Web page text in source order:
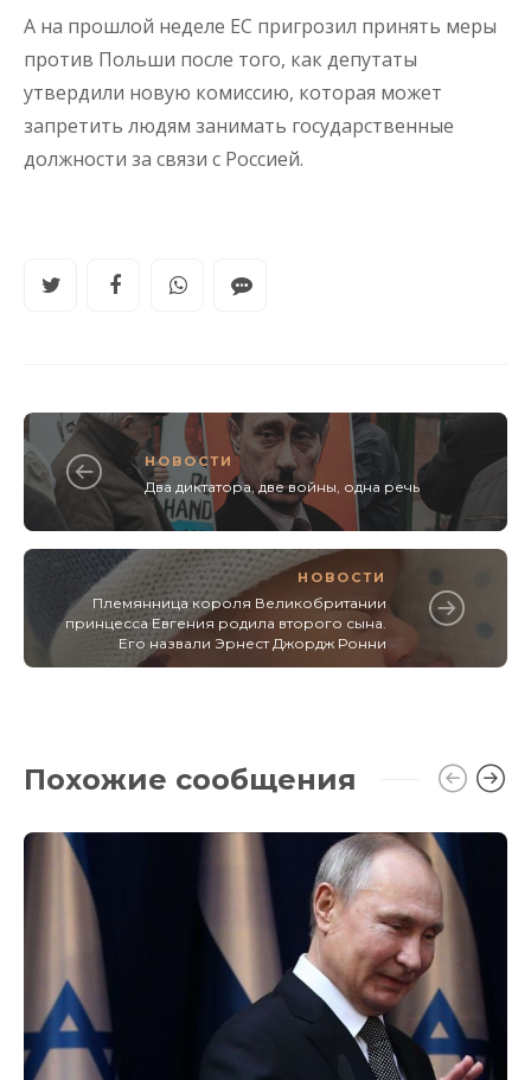
А на прошлой неделе ЕС пригрозил принять меры
против Польши после того, как депутаты
утвердили новую комиссию, которая может
запретить людям занимать государственные
должности за связи с Россией.
НОВОСТИ
Два диктатора, две войны, одна речь
НОВОСТИ
Племянница короля Великобритании
принцесса Евгения родила второго сына.
Его назвали Эрнест Джордж Ронни
Похожие сообщения